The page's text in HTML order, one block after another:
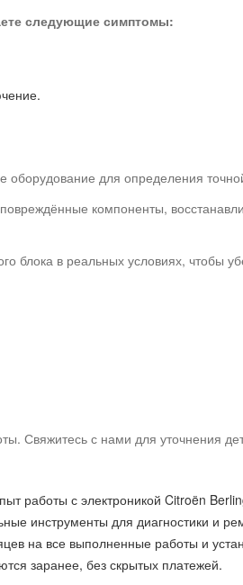
следующие симптомы:
для определения
компоненты,
блока в реальных условиях, чтобы
Свяжитесь с нами для уточнения
работы с электроникой Citroën
инструменты для диагностики и
на все выполненные работы и
заранее, без скрытых платежей.